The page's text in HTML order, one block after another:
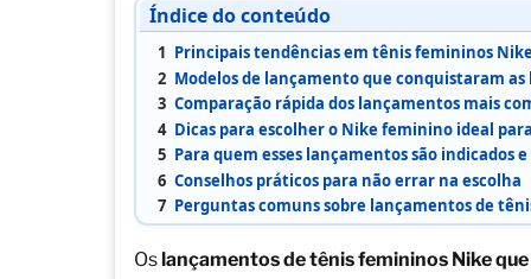
Índice do conteúdo
1 Principais tendências em tênis femininos
2 Modelos de lançamento que conquistaram as
3 Comparação rápida dos lançamentos mais
4 Dicas para escolher o Nike feminino ideal
5 Para quem esses lançamentos são indicados
6 Conselhos práticos para não errar na escolha
7 Perguntas comuns sobre lançamentos de
Oslançamentos de tênis femininos Nike